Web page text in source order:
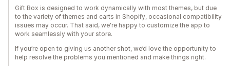
Gift Box is designed to work dynamically with most themes, but due
to the variety of themes and carts in Shopify, occasional compatibility
issues may occur. That said, we're happy to customize the app to
work seamlessly with your store.
If you’re open to giving us another shot, we’d love the opportunity to
help resolve the problems you mentioned and make things right.